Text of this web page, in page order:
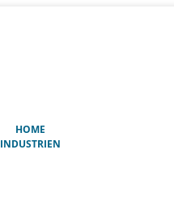
HOME
INDUSTRIEN